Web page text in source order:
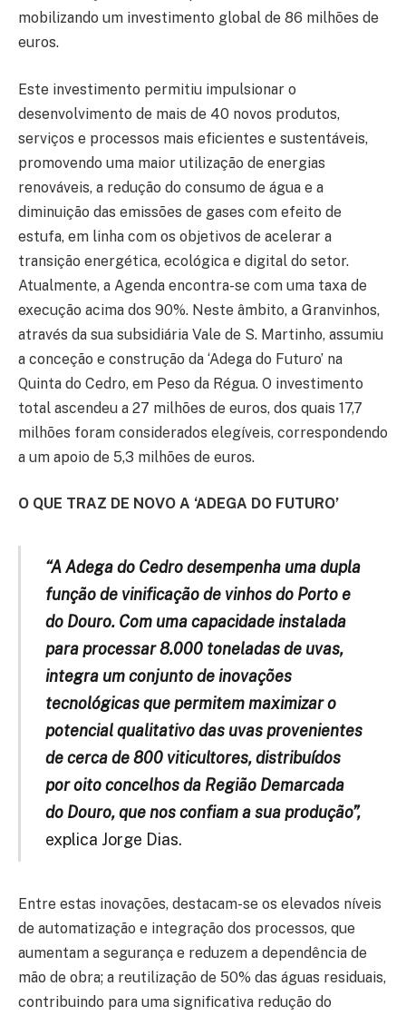
mobilizando um investimento global de 86 milhões de
euros.
Este investimento permitiu impulsionar o
desenvolvimento de mais de 40 novos produtos,
serviços e processos mais eficientes e sustentáveis,
promovendo uma maior utilização de energias
renováveis, a redução do consumo de água e a
diminuição das emissões de gases com efeito de
estufa, em linha com os objetivos de acelerar a
transição energética, ecológica e digital do setor.
Atualmente, a Agenda encontra-se com uma taxa de
execução acima dos 90%. Neste âmbito, a Granvinhos,
através da sua subsidiária Vale de S. Martinho, assumiu
a conceção e construção da ‘Adega do Futuro’ na
Quinta do Cedro, em Peso da Régua. O investimento
total ascendeu a 27 milhões de euros, dos quais 17,7
milhões foram considerados elegíveis, correspondendo
a um apoio de 5,3 milhões de euros.
O QUE TRAZ DE NOVO A ‘ADEGA DO FUTURO’
“A Adega do Cedro desempenha uma dupla
função de vinificação de vinhos do Porto e
do Douro. Com uma capacidade instalada
para processar 8.000 toneladas de uvas,
integra um conjunto de inovações
tecnológicas que permitem maximizar o
potencial qualitativo das uvas provenientes
de cerca de 800 viticultores, distribuídos
por oito concelhos da Região Demarcada
do Douro, que nos confiam a sua produção”,
explica Jorge Dias.
Entre estas inovações, destacam-se os elevados níveis
de automatização e integração dos processos, que
aumentam a segurança e reduzem a dependência de
mão de obra; a reutilização de 50% das águas residuais,
contribuindo para uma significativa redução do